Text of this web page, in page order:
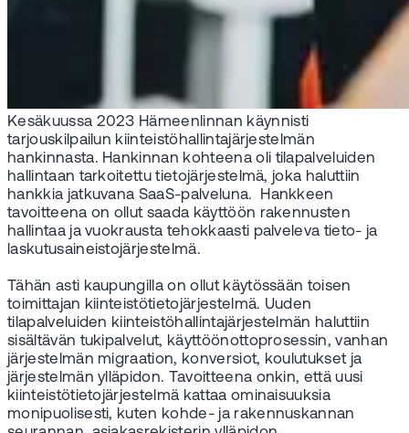
Kesäkuussa 2023 Hämeenlinnan käynnisti
tarjouskilpailun kiinteistöhallintajärjestelmän
hankinnasta. Hankinnan kohteena oli tilapalveluiden
hallintaan tarkoitettu tietojärjestelmä, joka haluttiin
hankkia jatkuvana SaaS-palveluna. Hankkeen
tavoitteena on ollut saada käyttöön rakennusten
hallintaa ja vuokrausta tehokkaasti palveleva tieto- ja
laskutusaineistojärjestelmä.
Tähän asti kaupungilla on ollut käytössään toisen
toimittajan kiinteistötietojärjestelmä. Uuden
tilapalveluiden kiinteistöhallintajärjestelmän haluttiin
sisältävän tukipalvelut, käyttöönottoprosessin, vanhan
järjestelmän migraation, konversiot, koulutukset ja
järjestelmän ylläpidon. Tavoitteena onkin, että uusi
kiinteistötietojärjestelmä kattaa ominaisuuksia
monipuolisesti, kuten kohde- ja rakennuskannan